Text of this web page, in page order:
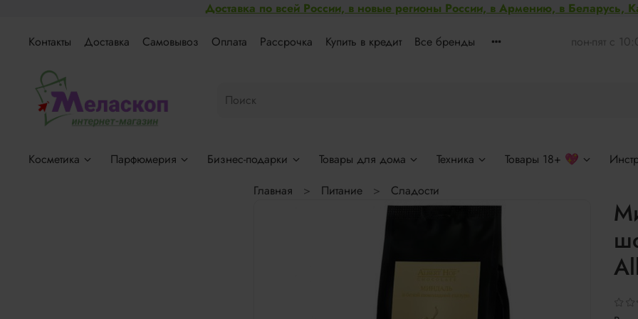
Доставка по всей России, в новые регионы России, в Армению, в Беларусь,
Контакты Доставка Самовывоз Оплата Рассрочка Купить в кредит Все бренды пон-пят с
Косметика Парфюмерия Бизнес-подарки Товары для дома Техника Товары 18+ 💖
Главная
Питание Сладости